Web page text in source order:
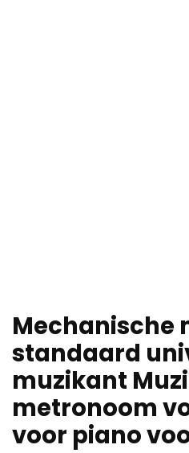
Mechanische
standaard
muzikant
metronoom
voor piano